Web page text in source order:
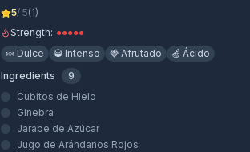
5/ 5(1)
Strength: ●●●●●
🍬 Dulce 🥃 Intenso 🍓 Afrutado 🍏 Ácido
Ingredients
9
Cubitos de Hielo
Ginebra
Jarabe de Azúcar
Jugo de Arándanos Rojos